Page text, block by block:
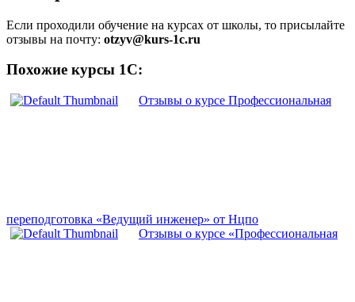
Если проходили обучение на курсах от школы, то присылайте
отзывы на почту: otzyv@kurs-1c.ru
Похожие курсы 1С:
Отзывы о курсе Профессиональная
переподготовка «Ведущий инженер» от Нцпо
Отзывы о курсе «Профессиональная